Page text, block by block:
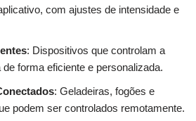
com ajustes de intensidade e
: Dispositivos que controlam a
forma eficiente e personalizada.
: Geladeiras, fogões e
podem ser controlados remotamente.